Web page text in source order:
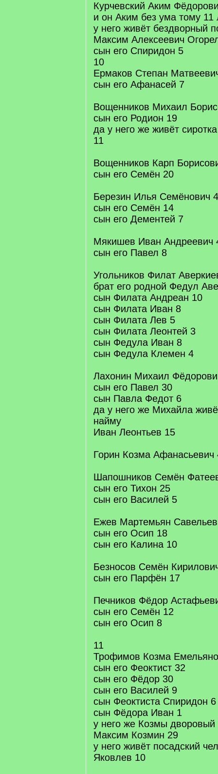
Курчевский Аким
и он Аким без ума тому 11
у него живёт бездворный
Максим Алексеевич
сын его Спиридон 5
10
Ермаков Степан
сын его Афанасей 7
Вощенников Михаил
сын его Родион 19
да у него же живёт
11
Вощенников Карп
сын его Семён 20
Березин Илья Семёнович
сын его Семён 14
сын его Дементей 7
Мякишев Иван Андреевич
сын его Павел 8
Угольников Филат
брат его родной Федул
сын Филата Андреан 10
сын Филата Иван 8
сын Филата Лев 5
сын Филата Леонтей 3
сын Федула Иван 8
сын Федула Клемен 4
Лахонин Михаил
сын его Павел 30
сын Павла Федот 6
да у него же Михайла
найму
Иван Леонтьев 15
Горин Козма Афанасьевич
Шапошников Семён
сын его Тихон 25
сын его Василей 5
Ежев Мартемьян
сын его Осип 18
сын его Калина 10
Безносов Семён
сын его Парфён 17
Печников Фёдор
сын его Семён 12
сын его Осип 8
11
Трофимов Козма
сын его Феоктист 32
сын его Фёдор 30
сын его Василей 9
сын Феоктиста Спиридон 6
сын Фёдора Иван 1
у него же Козмы дворовый
Максим Козмин 29
у него живёт посадский
Яковлев 10